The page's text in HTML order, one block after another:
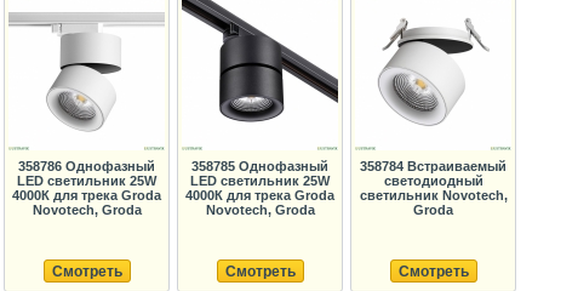
358786 Однофазный
LED светильник 25W
4000К для трека Groda
Novotech, Groda
Смотреть
358785 Однофазный
LED светильник 25W
4000К для трека Groda
Novotech, Groda
Смотреть
358784 Встраиваемый
светодиодный
светильник Novotech,
Groda
Смотреть